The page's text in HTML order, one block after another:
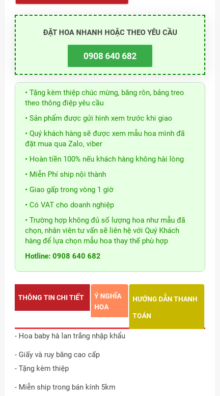
ĐẶT HOA NHANH HOẶC THEO YÊU CẦU
0908 640 682
• Tặng kèm thiệp chúc mừng, băng rôn, bảng treo
theo thông điệp yêu cầu
• Sản phẩm được gửi hình xem trước khi giao
• Quý khách hàng sẽ được xem mẫu hoa mình đã
đặt mua qua Zalo, viber
• Hoàn tiền 100% nếu khách hàng không hài lòng
• Miễn Phí ship nội thành
• Giao gấp trong vòng 1 giờ
• Có VAT cho doanh nghiệp
• Trường hợp không đủ số lượng hoa như mẫu đã
chọn, nhân viên tư vấn sẽ liên hệ với Quý Khách
hàng để lựa chọn mẫu hoa thay thế phù hợp
Hotline: 0908 640 682
THÔNG TIN CHI TIẾT
Ý NGHĨA
HOA
HƯỚNG DẪN THANH
TOÁN
- Hoa baby hà lan trắng nhập khẩu
- Giấy và ruy băng cao cấp
- Tặng kèm thiệp
- Miễn ship trong bán kính 5km